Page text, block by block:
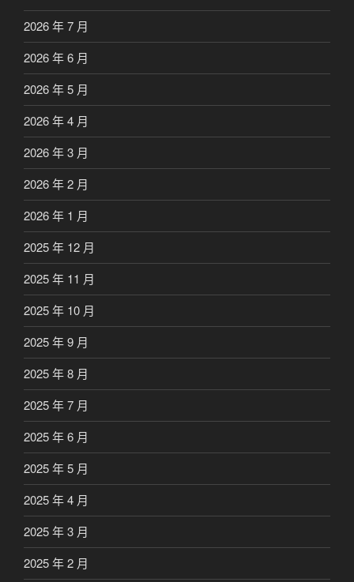
2026 年 7 月
2026 年 6 月
2026 年 5 月
2026 年 4 月
2026 年 3 月
2026 年 2 月
2026 年 1 月
2025 年 12 月
2025 年 11 月
2025 年 10 月
2025 年 9 月
2025 年 8 月
2025 年 7 月
2025 年 6 月
2025 年 5 月
2025 年 4 月
2025 年 3 月
2025 年 2 月